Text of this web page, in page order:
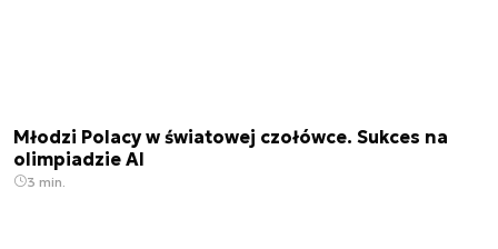
Młodzi Polacy w światowej czołówce. Sukces na
olimpiadzie AI
3 min.